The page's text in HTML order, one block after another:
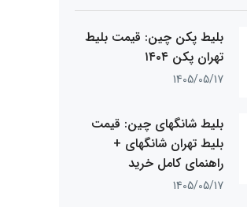
بلیط پکن چین: قیمت بلیط
تهران پکن ۱۴۰۴
1405/05/17
بلیط شانگهای چین: قیمت
بلیط تهران شانگهای +
راهنمای کامل خرید
1405/05/17